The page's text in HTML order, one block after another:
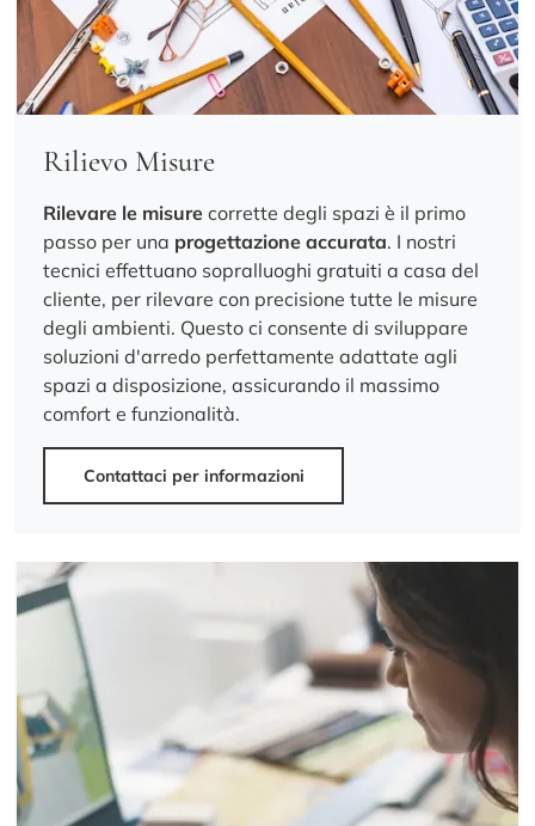
Rilievo Misure
Rilevare le misure corrette degli spazi è il primo
passo per una progettazione accurata. I nostri
tecnici effettuano sopralluoghi gratuiti a casa del
cliente, per rilevare con precisione tutte le misure
degli ambienti. Questo ci consente di sviluppare
soluzioni d'arredo perfettamente adattate agli
spazi a disposizione, assicurando il massimo
comfort e funzionalità.
Contattaci per informazioni